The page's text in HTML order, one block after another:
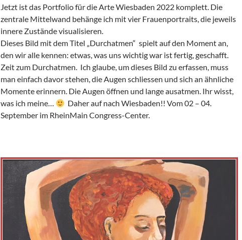
Jetzt ist das Portfolio für die Arte Wiesbaden 2022 komplett. Die
zentrale Mittelwand behänge ich mit vier Frauenportraits, die jeweils
innere Zustände visualisieren.
Dieses Bild mit dem Titel „Durchatmen“ spielt auf den Moment an,
den wir alle kennen: etwas, was uns wichtig war ist fertig, geschafft.
Zeit zum Durchatmen. Ich glaube, um dieses Bild zu erfassen, muss
man einfach davor stehen, die Augen schliessen und sich an ähnliche
Momente erinnern. Die Augen öffnen und lange ausatmen. Ihr wisst,
was ich meine…
Daher auf nach Wiesbaden!! Vom 02 – 04.
September im RheinMain Congress-Center.